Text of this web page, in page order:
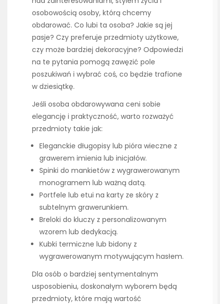
osobowością osoby, którą chcemy
obdarować. Co lubi ta osoba? Jakie są jej
pasje? Czy preferuje przedmioty użytkowe,
czy może bardziej dekoracyjne? Odpowiedzi
na te pytania pomogą zawęzić pole
poszukiwań i wybrać coś, co będzie trafione
w dziesiątkę.
Jeśli osoba obdarowywana ceni sobie
elegancję i praktyczność, warto rozważyć
przedmioty takie jak:
Eleganckie długopisy lub pióra wieczne z
grawerem imienia lub inicjałów.
Spinki do mankietów z wygrawerowanym
monogramem lub ważną datą.
Portfele lub etui na karty ze skóry z
subtelnym grawerunkiem.
Breloki do kluczy z personalizowanym
wzorem lub dedykacją.
Kubki termiczne lub bidony z
wygrawerowanym motywującym hasłem.
Dla osób o bardziej sentymentalnym
usposobieniu, doskonałym wyborem będą
przedmioty, które mają wartość